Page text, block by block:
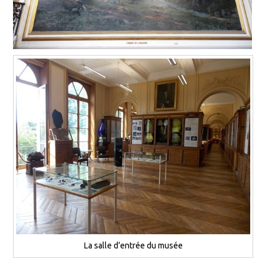
La salle d’entrée du musée